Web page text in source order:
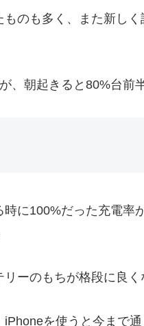
のも多く、また新し
、朝起きると80%台前
に100%だった充電率
ーのもちが格段に良く
を使うと今まで通